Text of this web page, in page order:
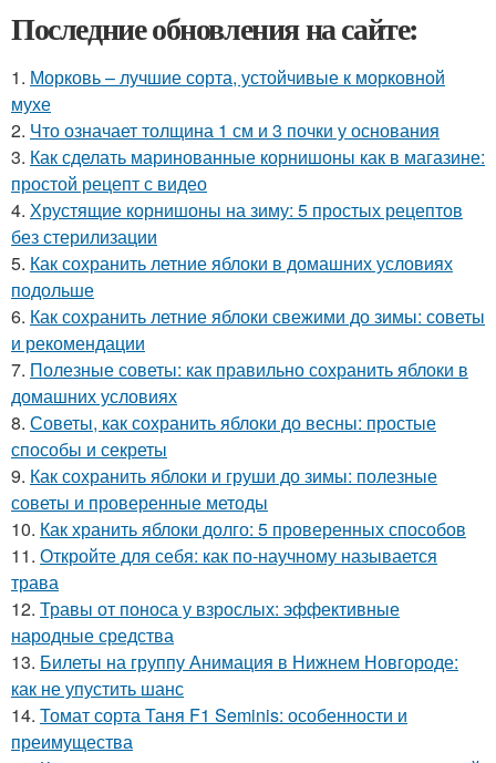
Последние обновления на сайте:
1. Морковь – лучшие сорта, устойчивые к морковной
мухе
2. Что означает толщина 1 см и 3 почки у основания
3. Как сделать маринованные корнишоны как в магазине:
простой рецепт с видео
4. Хрустящие корнишоны на зиму: 5 простых рецептов
без стерилизации
5. Как сохранить летние яблоки в домашних условиях
подольше
6. Как сохранить летние яблоки свежими до зимы: советы
и рекомендации
7. Полезные советы: как правильно сохранить яблоки в
домашних условиях
8. Советы, как сохранить яблоки до весны: простые
способы и секреты
9. Как сохранить яблоки и груши до зимы: полезные
советы и проверенные методы
10. Как хранить яблоки долго: 5 проверенных способов
11. Откройте для себя: как по-научному называется
трава
12. Травы от поноса у взрослых: эффективные
народные средства
13. Билеты на группу Анимация в Нижнем Новгороде:
как не упустить шанс
14. Томат сорта Таня F1 Seminis: особенности и
преимущества